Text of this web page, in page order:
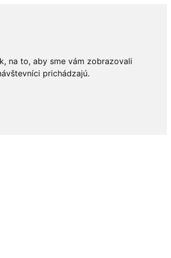
na to, aby sme vám zobrazovali
prichádzajú.